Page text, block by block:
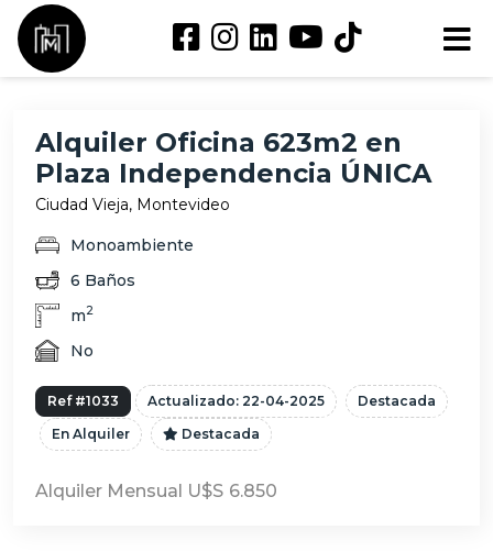
Alquiler Oficina 623m2 en
Plaza Independencia ÚNICA
Ciudad Vieja, Montevideo
Monoambiente
6 Baños
m2
No
Ref #1033 Actualizado: 22-04-2025
Destacada
En Alquiler
Destacada
Alquiler Mensual U$S 6.850